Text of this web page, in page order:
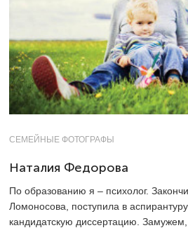
СЕМЕЙНЫЕ ФОТОГРАФЫ
Наталия Федорова
По образованию я – психолог.
Ломоносова, поступила в
кандидатскую диссертацию.